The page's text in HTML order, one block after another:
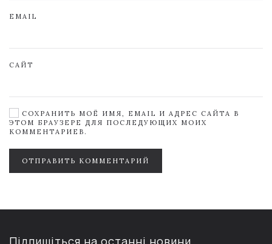
EMAIL
САЙТ
СОХРАНИТЬ МОЁ ИМЯ, EMAIL И АДРЕС САЙТА В
ЭТОМ БРАУЗЕРЕ ДЛЯ ПОСЛЕДУЮЩИХ МОИХ
КОММЕНТАРИЕВ.
ОТПРАВИТЬ КОММЕНТАРИЙ
Підпишіться на останні новини